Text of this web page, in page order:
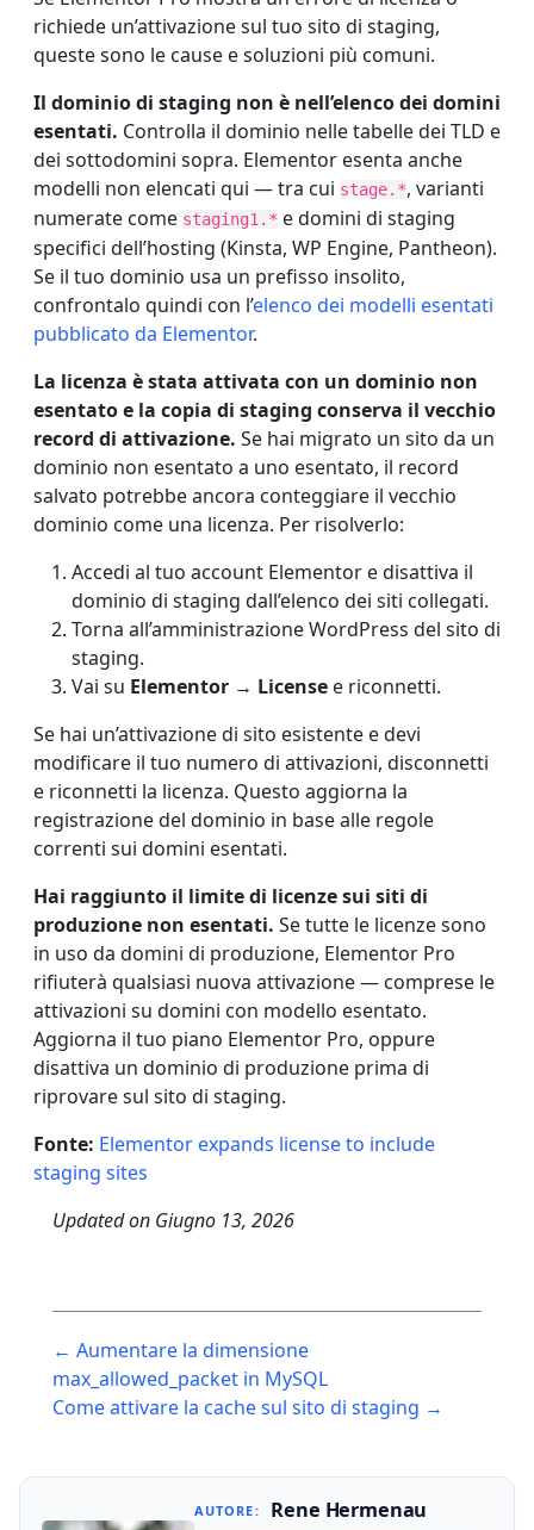
richiede un’attivazione sul tuo sito di staging,
queste sono le cause e soluzioni più comuni.
Il dominio di staging non è nell’elenco dei domini
esentati. Controlla il dominio nelle tabelle dei TLD e
dei sottodomini sopra. Elementor esenta anche
modelli non elencati qui — tra cui stage.*, varianti
numerate come staging1.* e domini di staging
specifici dell’hosting (Kinsta, WP Engine, Pantheon).
Se il tuo dominio usa un prefisso insolito,
confrontalo quindi con l’elenco dei modelli esentati
pubblicato da Elementor.
La licenza è stata attivata con un dominio non
esentato e la copia di staging conserva il vecchio
record di attivazione. Se hai migrato un sito da un
dominio non esentato a uno esentato, il record
salvato potrebbe ancora conteggiare il vecchio
dominio come una licenza. Per risolverlo:
Accedi al tuo account Elementor e disattiva il
dominio di staging dall’elenco dei siti collegati.
Torna all’amministrazione WordPress del sito di
staging.
Vai su Elementor → License e riconnetti.
Se hai un’attivazione di sito esistente e devi
modificare il tuo numero di attivazioni, disconnetti
e riconnetti la licenza. Questo aggiorna la
registrazione del dominio in base alle regole
correnti sui domini esentati.
Hai raggiunto il limite di licenze sui siti di
produzione non esentati. Se tutte le licenze sono
in uso da domini di produzione, Elementor Pro
rifiuterà qualsiasi nuova attivazione — comprese le
attivazioni su domini con modello esentato.
Aggiorna il tuo piano Elementor Pro, oppure
disattiva un dominio di produzione prima di
riprovare sul sito di staging.
Fonte: Elementor expands license to include
staging sites
Updated on Giugno 13, 2026
navigation
← Aumentare la dimensione
max_allowed_packet in MySQL
Come attivare la cache sul sito di staging →
AUTORE: Rene Hermenau